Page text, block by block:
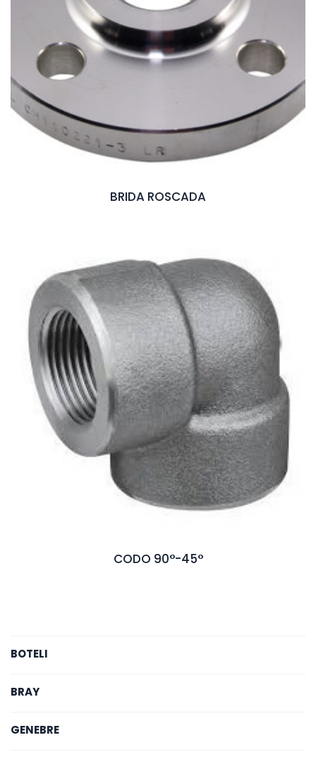
BRIDA ROSCADA
CODO 90°-45°
BOTELI
BRAY
GENEBRE